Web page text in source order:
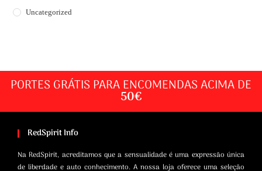
Uncategorized
PORTES GRÁTIS PARA ENCOMENDAS ACIMA DE
50€
RedSpirit Info
Na RedSpirit, acreditamos que a sensualidade é uma expressão única
de liberdade e auto conhecimento. A nossa loja oferece uma seleção